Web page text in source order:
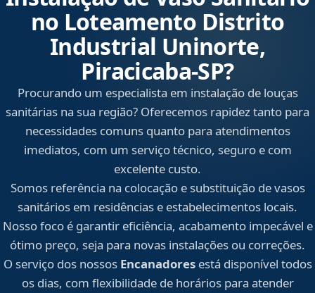
no Loteamento Distrito
Industrial Uninorte,
Piracicaba‑SP?
Procurando um especialista em instalação de louças
sanitárias na sua região? Oferecemos rapidez tanto para
necessidades comuns quanto para atendimentos
imediatos, com um serviço técnico, seguro e com
excelente custo.
Somos referência na colocação e substituição de vasos
sanitários em residências e estabelecimentos locais.
Nosso foco é garantir eficiência, acabamento impecável e
ótimo preço, seja para novas instalações ou correções.
O serviço dos nossos Encanadoresestá disponível todos
os dias, com flexibilidade de horários para atender